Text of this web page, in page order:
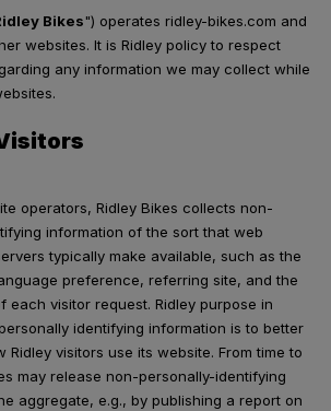
Bikes") operates ridley-bikes.com and
websites. It is Ridley policy to respect
any information we may collect while
operators, Ridley Bikes collects non-
information of the sort that web
typically make available, such as the
preference, referring site, and the
each visitor request. Ridley purpose in
identifying information is to better
Ridley visitors use its website. From time to
may release non-personally-identifying
aggregate, e.g., by publishing a report on